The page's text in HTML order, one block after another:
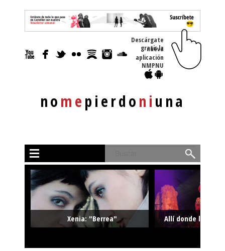
nomepierdoniuna
Descárgate
gratis la nueva
aplicación
NMPNU
Xenia: "Berrea" Allí donde la